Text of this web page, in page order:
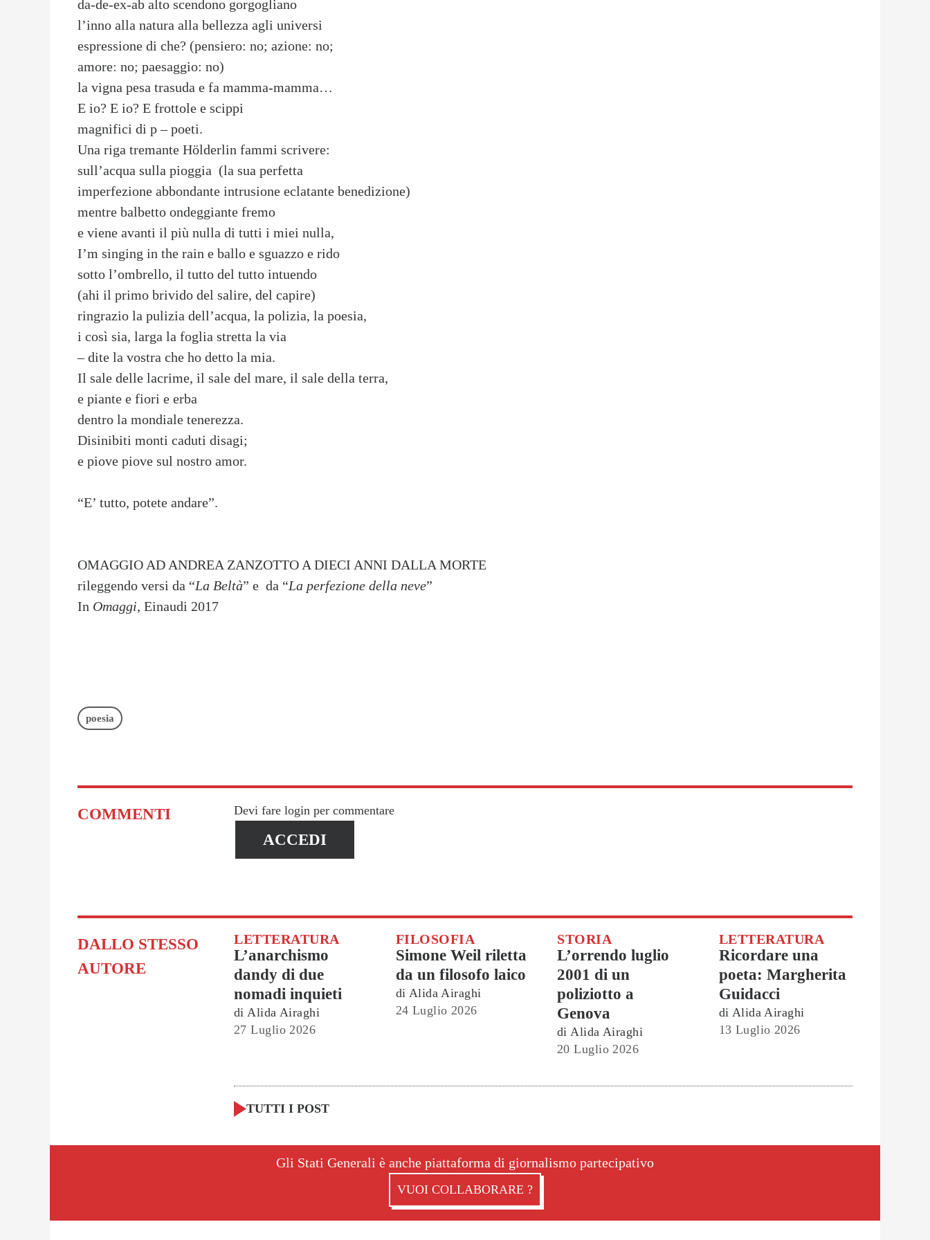
da-de-ex-ab alto scendono gorgogliano
l’inno alla natura alla bellezza agli universi
espressione di che? (pensiero: no; azione: no;
amore: no; paesaggio: no)
la vigna pesa trasuda e fa mamma-mamma…
E io? E io? E frottole e scippi
magnifici di p – poeti.
Una riga tremante Hölderlin fammi scrivere:
sull’acqua sulla pioggia (la sua perfetta
imperfezione abbondante intrusione eclatante benedizione)
mentre balbetto ondeggiante fremo
e viene avanti il più nulla di tutti i miei nulla,
I’m singing in the rain e ballo e sguazzo e rido
sotto l’ombrello, il tutto del tutto intuendo
(ahi il primo brivido del salire, del capire)
ringrazio la pulizia dell’acqua, la polizia, la poesia,
i così sia, larga la foglia stretta la via
– dite la vostra che ho detto la mia.
Il sale delle lacrime, il sale del mare, il sale della terra,
e piante e fiori e erba
dentro la mondiale tenerezza.
Disinibiti monti caduti disagi;
e piove piove sul nostro amor.
“E’ tutto, potete andare”.
OMAGGIO AD ANDREA ZANZOTTO A DIECI ANNI DALLA MORTE
rileggendo versi da “La Beltà” e da “La perfezione della neve”
In Omaggi, Einaudi 2017
poesia
COMMENTI Devi fare login per commentare
ACCEDI
DALLO STESSO
AUTORE
LETTERATURA
L’anarchismo
dandy di due
nomadi inquieti
di Alida Airaghi
27 Luglio 2026
FILOSOFIA
Simone Weil riletta
da un filosofo laico
di Alida Airaghi
24 Luglio 2026
STORIA
L’orrendo luglio
2001 di un
poliziotto a
Genova
di Alida Airaghi
20 Luglio 2026
LETTERATURA
Ricordare una
poeta: Margherita
Guidacci
di Alida Airaghi
13 Luglio 2026
TUTTI I POST
Gli Stati Generali è anche piattaforma di giornalismo partecipativo
VUOI COLLABORARE ?